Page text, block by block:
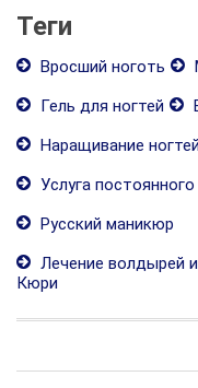
Теги
Вросший ноготь
Гель для ногтей
Наращивание ногтей
Услуга
Русский маникюр
Лечение волдырей
Кюри